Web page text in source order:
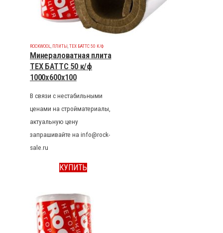
ROCKWOOL ПЛИТЫ ТЕХ БАТТС 50 К/Ф
Минераловатная плита
ТЕХ БАТТС 50 к/ф
1000x600x100
В связи с нестабильными
ценами на стройматериалы,
актуальную цену
запрашивайте на info@rock-
sale.ru
КУПИТЬ